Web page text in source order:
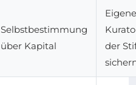
Selbstbestimmung
über Kapital
der